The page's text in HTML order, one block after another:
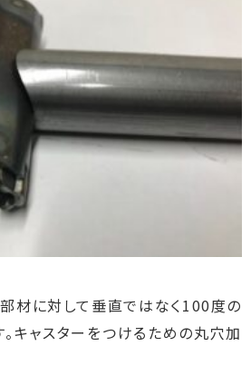
材に対して垂直ではなく100度の
キャスターをつけるための丸穴加